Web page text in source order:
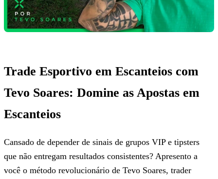
Trade Esportivo em Escanteios com
Tevo Soares: Domine as Apostas em
Escanteios
Cansado de depender de sinais de grupos VIP e tipsters
que não entregam resultados consistentes? Apresento a
você o método revolucionário de Tevo Soares, trader